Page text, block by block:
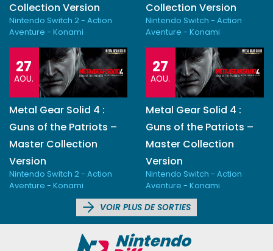
Collection Version
Nintendo Switch 2 - Action
Aventure - Konami
Collection Version
Nintendo Switch - Action
Aventure - Konami
27
AOU.
Metal Gear Solid 4 :
Guns of the Patriots –
Master Collection
Version
Nintendo Switch 2 - Action
Aventure - Konami
27
AOU.
Metal Gear Solid 4 :
Guns of the Patriots –
Master Collection
Version
Nintendo Switch - Action
Aventure - Konami
VOIR PLUS DE SORTIES